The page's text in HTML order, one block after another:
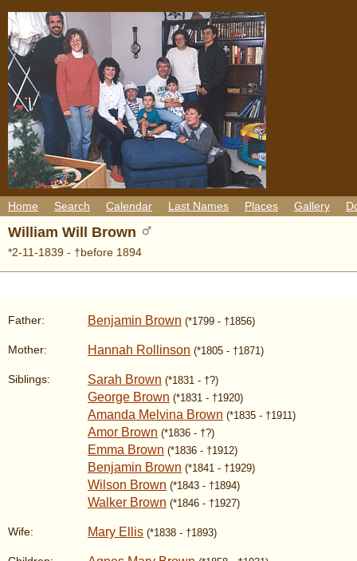
Home Search Calendar Last Names Places Gallery
William Will Brown
*2-11-1839 - †before 1894
Father: Benjamin Brown (*1799 - †1856)
Mother: Hannah Rollinson (*1805 - †1871)
Siblings: Sarah Brown (*1831 - †?)
George Brown (*1831 - †1920)
Amanda Melvina Brown (*1835 - †1911)
Amor Brown (*1836 - †?)
Emma Brown (*1836 - †1912)
Benjamin Brown (*1841 - †1929)
Wilson Brown (*1843 - †1894)
Walker Brown (*1846 - †1927)
Wife: Mary Ellis (*1838 - †1893)